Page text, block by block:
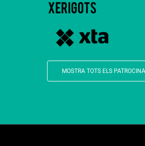
MOSTRA TOTS ELS